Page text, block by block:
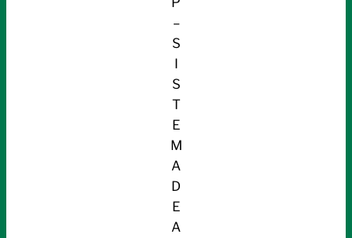
–
S
I
S
T
E
M
A
D
E
A